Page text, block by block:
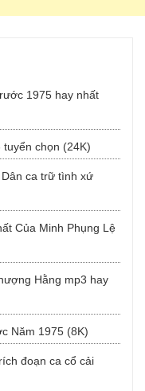
1975 hay nhất
chọn (24K)
ca trữ tình xứ
Của Minh Phụng Lệ
Hằng mp3 hay
Năm 1975 (8K)
đoạn ca cổ cải